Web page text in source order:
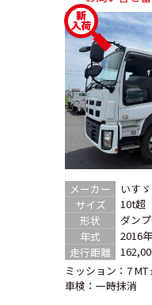
メーカー
いすゞ
サイズ
10t超
形状
ダンプ
年式
2016
走行距離
ミッション：7 MT
車検： 一時抹消